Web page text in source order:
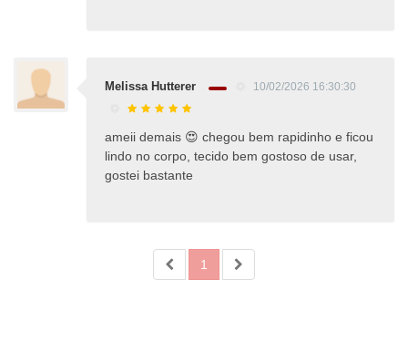
Melissa Hutterer 10/02/2026 16:30:30
ameii demais 😍 chegou bem rapidinho e ficou
lindo no corpo, tecido bem gostoso de usar,
gostei bastante
1